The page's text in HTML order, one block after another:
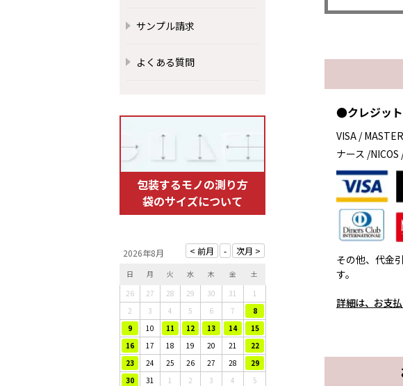
サンプル請求
よくある質問
包装するモノの測り方
袋のサイズについて
2026年8月
日 月 火 水 木 金
土
26
27 28 29 30 31
1
2
3 4 5 6 7
8
9
10 11 12 13 14
15
16
17 18 19 20 21
22
23
24 25 26 27 28
29
30
31 1 2 3 4 5
●クレジッ
VISA /
ナース /NICOS
その他、代金
す。
詳細は、お支